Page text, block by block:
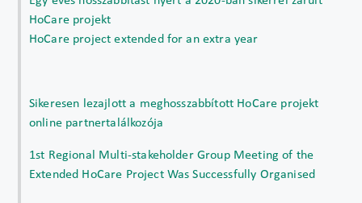
HoCare projekt
HoCare project extended for an extra year
Sikeresen lezajlott a meghosszabbított HoCare projekt
online partnertalálkozója
1st Regional Multi-stakeholder Group Meeting of the
Extended HoCare Project Was Successfully Organised